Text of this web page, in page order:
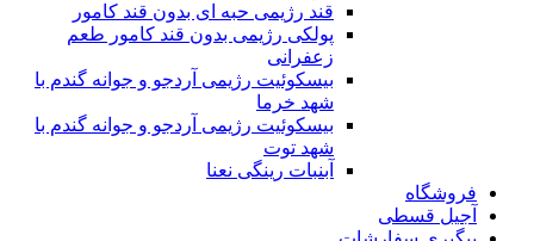
قند رژیمی حبه ای بدون قند کامور
پولکی رژیمی بدون قند کامور طعم
زعفرانی
بيسکوئيت رژیمی آردجو و جوانه گندم با
شهد خرما
بيسکوئيت رژیمی آردجو و جوانه گندم با
شهد توت
آبنبات رینگی نعنا
فروشگاه
آجیل قسطی